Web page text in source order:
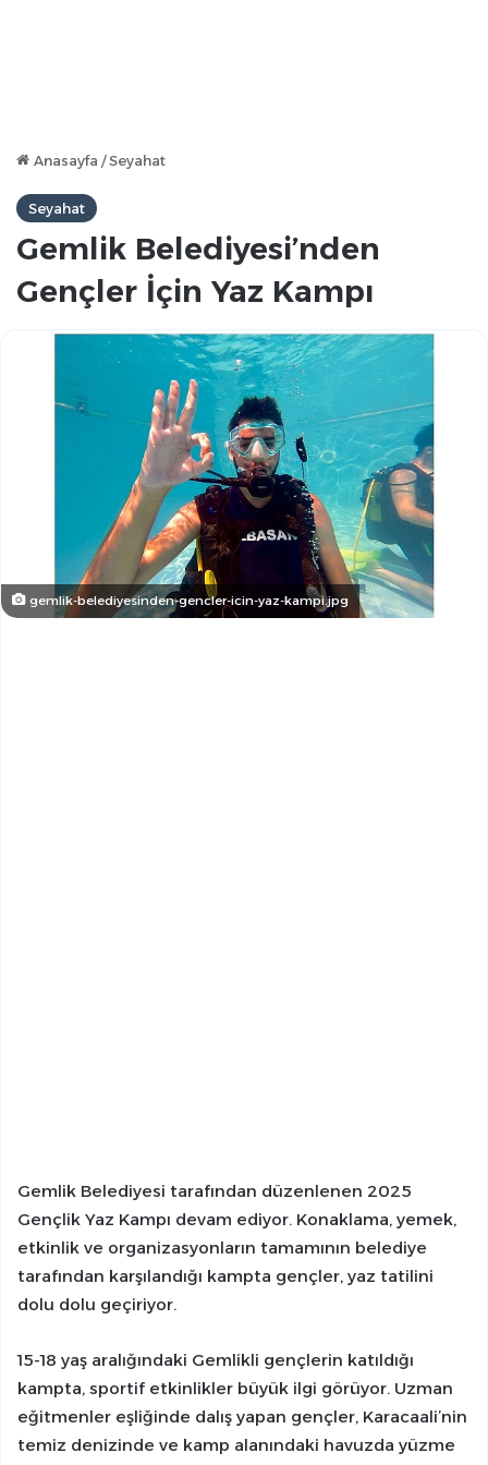
Anasayfa /Seyahat
Seyahat
Gemlik Belediyesi’nden
Gençler İçin Yaz Kampı
gemlik-belediyesinden-gencler-icin-yaz-kampi.jpg
Gemlik Belediyesi tarafından düzenlenen 2025
Gençlik Yaz Kampı devam ediyor. Konaklama, yemek,
etkinlik ve organizasyonların tamamının belediye
tarafından karşılandığı kampta gençler, yaz tatilini
dolu dolu geçiriyor.
15-18 yaş aralığındaki Gemlikli gençlerin katıldığı
kampta, sportif etkinlikler büyük ilgi görüyor. Uzman
eğitmenler eşliğinde dalış yapan gençler, Karacaali’nin
temiz denizinde ve kamp alanındaki havuzda yüzme